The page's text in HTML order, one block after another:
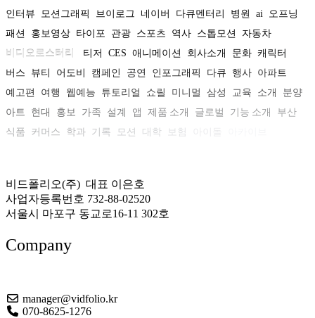
인터뷰
모션그래픽 브이로그 네이버 다큐멘터리 병원 ai
오프닝
패션
홍보영상 타이포 관광 스포츠 역사 스톱모션
자동차
비디오로스터리
티저 CES 애니메이션 회사소개 문화 캐릭터
버스
뷰티 어도비 캠페인 공연 인포그래픽 다큐 행사 아파트
예고편
여행 웹예능 튜토리얼 쇼릴 미니멀 삼성 교육 소개
분양
아트
현대 홍보 가족 설계 앱 제품 소개 글로벌 기능 소개
부산
식품
커머스 학과 기록 모션 대학 보험
비드폴리오(주) 대표 이은호
사업자등록번호 732-88-02520
서울시 마포구 동교로16-11 302호
Company
manager@vidfolio.kr
070-8625-1276